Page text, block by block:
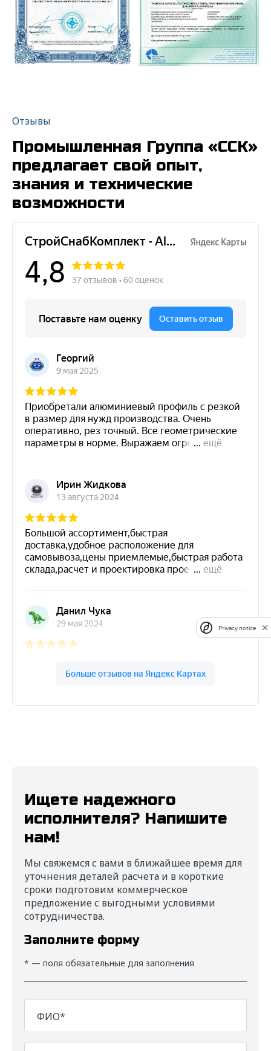
Отзывы
Промышленная Группа «ССК»
предлагает свой опыт,
знания и технические
возможности
Ищете надежного
исполнителя? Напишите
нам!
Мы свяжемся с вами в ближайшее время для
уточнения деталей расчета и в короткие
сроки подготовим коммерческое
предложение с выгодными условиями
сотрудничества.
Заполните форму
* — поля обязательные для заполнения
ФИО*
Privacy notice